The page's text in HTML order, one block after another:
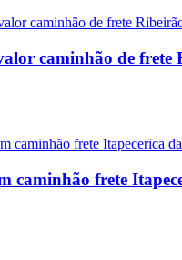
caminhão de frete
caminhão frete